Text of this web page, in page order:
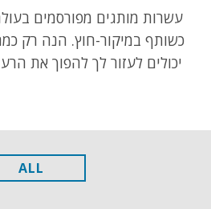
כשותף במיקור-חוץ. הנה רק
יכולים לעזור לך להפוך את
ALL